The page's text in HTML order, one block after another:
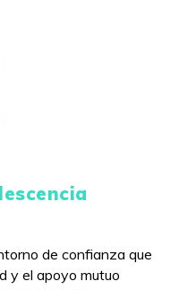
de confianza que
y el apoyo mutuo